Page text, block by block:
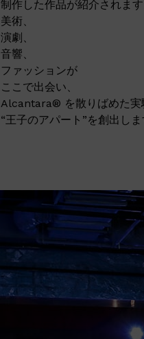
制作した作品が紹介されます
美術、
演劇、
音響、
ファッションが
ここで出会い、
Alcantara® を散りばめた実
“王子のアパート”を創出しま